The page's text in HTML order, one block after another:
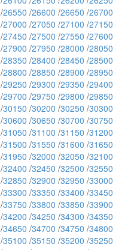
/26550 /26600 /26650 /26700
/27000 /27050 /27100 /27150
/27450 /27500 /27550 /27600
/27900 /27950 /28000 /28050
/28350 /28400 /28450 /28500
/28800 /28850 /28900 /28950
/29250 /29300 /29350 /29400
/29700 /29750 /29800 /29850
/30150 /30200 /30250 /30300
/30600 /30650 /30700 /30750
/31050 /31100 /31150 /31200
/31500 /31550 /31600 /31650
/31950 /32000 /32050 /32100
/32400 /32450 /32500 /32550
/32850 /32900 /32950 /33000
/33300 /33350 /33400 /33450
/33750 /33800 /33850 /33900
/34200 /34250 /34300 /34350
/34650 /34700 /34750 /34800
/35100 /35150 /35200 /35250